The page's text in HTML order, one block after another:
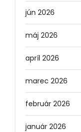
jún 2026
máj 2026
apríl 2026
marec 2026
február 2026
január 2026